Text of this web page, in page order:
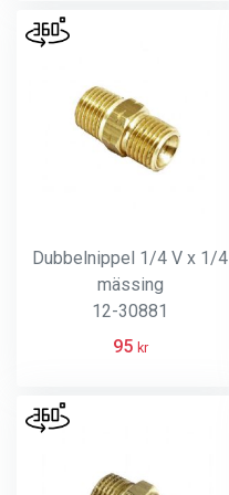
Dubbelnippel 1/4 V x 1/4
mässing
12-30881
95 kr